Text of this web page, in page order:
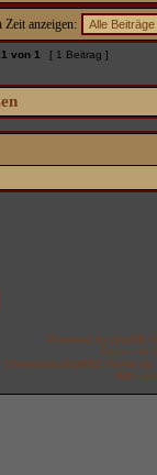
Zeit anzeigen:
1 von 1 [ 1 Beitrag ]
Powered by phpBB
Deutsche
Chronicles phpBB2 theme by
With